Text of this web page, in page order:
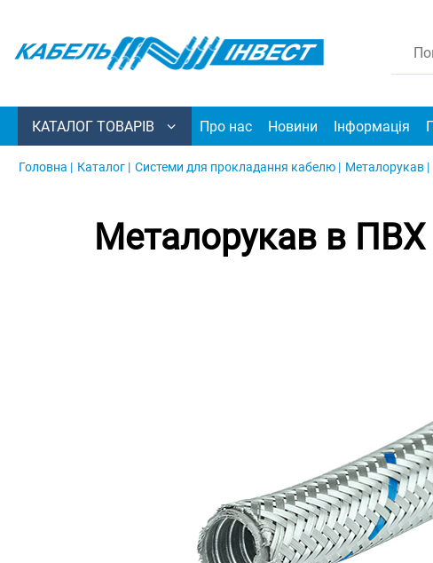
КАТАЛОГ ТОВАРІВ Про нас Новини Інформація
Головна | Каталог | Системи для прокладання кабелю | Металорукав |
Металорукав в ПВХ